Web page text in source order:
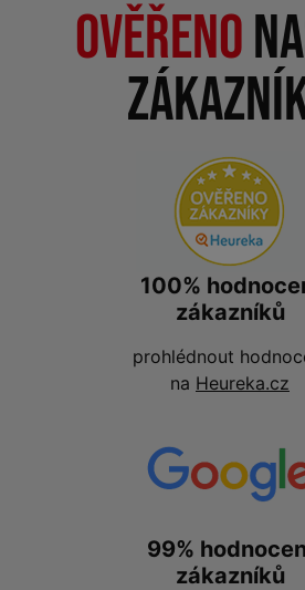
Ověřeno
100%
zákazníků
prohlédnout
na Heureka.cz
99%
zákazníků